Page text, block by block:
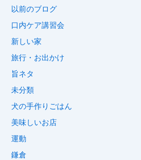
以前のブログ
口内ケア講習会
新しい家
旅行・お出かけ
旨ネタ
未分類
犬の手作りごはん
美味しいお店
運動
鎌倉